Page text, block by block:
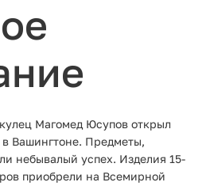
Магомед Юсупов открыл
Вашингтоне. Предметы,
небывалый успех. Изделия 15-
приобрели на Всемирной